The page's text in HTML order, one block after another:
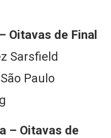
Oitavas de Final
Sarsfield
São Paulo
– Oitavas de